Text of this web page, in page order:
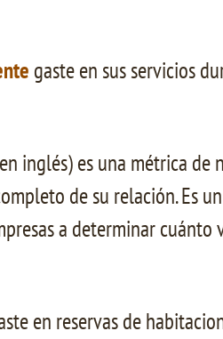
gaste en sus servicios
inglés) es una métrica de
de su relación. Es
a determinar
en reservas de